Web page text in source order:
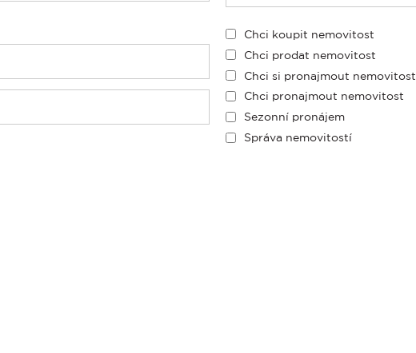
Chci koupit nemovitost
Chci prodat nemovitost
Chci si pronajmout nemovitost
Chci pronajmout nemovitost
Sezonní pronájem
Správa nemovitostí